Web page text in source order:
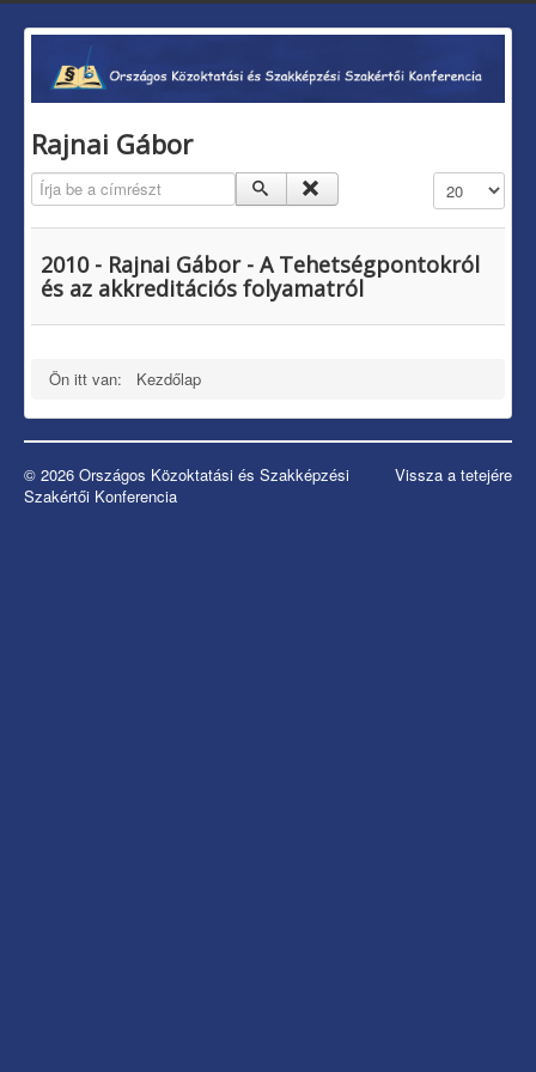
Rajnai Gábor
Írja be a címrészt Tételek #
2010 - Rajnai Gábor - A Tehetségpontokról
és az akkreditációs folyamatról
Ön itt van: Kezdőlap
Vissza a tetejére
© 2026 Országos Közoktatási és Szakképzési
Szakértői Konferencia